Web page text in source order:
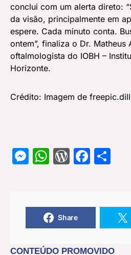
conclui com um alerta direto:
da visão, principalmente em
espere. Cada minuto conta.
ontem”, finaliza o Dr. Matheus
oftalmologista do IOBH –
Horizonte.
Crédito: Imagem de
Messenger
WhatsApp
Share